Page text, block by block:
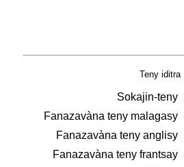
Teny iditra
Sokajin-teny
Fanazavàna teny malagasy
Fanazavàna teny anglisy
Fanazavàna teny frantsay